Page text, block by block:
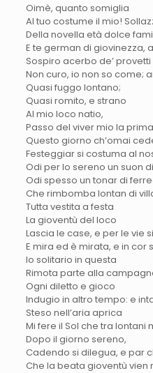
Oimè, quanto somiglia
Al tuo costume il mio!
Della novella età dolce
E te german di
Sospiro acerbo de’provetti
Non curo, io non so come;
Quasi fuggo lontano;
Quasi romito, e strano
Al mio loco
Passo del viver mio la
Questo giorno ch’omai
Festeggiar si costuma al
Odi per lo sereno un suon
Odi spesso un tonar di
Che rimbomba lontan di
Tutta vestita a festa
La gioventù del loco
Lascia le case, e per le vie
E mira ed è mirata, e in cor
Io solitario in questa
Rimota parte alla
Ogni diletto e gioco
Indugio in altro tempo: e
Steso nell’aria aprica
Mi fere il Sol che tra lontani
Dopo il giorno sereno,
Cadendo si dilegua, e par
Che la beata gioventù vien